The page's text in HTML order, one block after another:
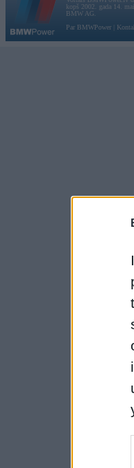
kopš 2002. gada 14.
BMW AG.
Par BMWPower